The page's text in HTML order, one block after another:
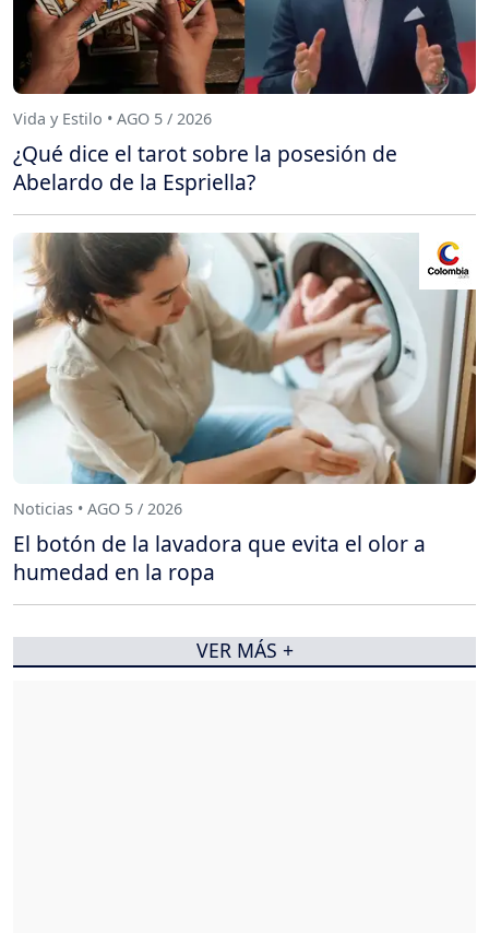
Vida y Estilo • AGO 5 / 2026
¿Qué dice el tarot sobre la posesión de
Abelardo de la Espriella?
Noticias • AGO 5 / 2026
El botón de la lavadora que evita el olor a
humedad en la ropa
VER MÁS +